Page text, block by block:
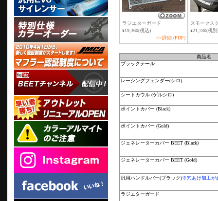
ラジエターガード
¥19,360(税込)
>>詳細 (PDF)
スモークス
¥21,780(税
商品名
ブラックテール
レーシングフェンダー(シロ)
シートカウル (ゲルシロ)
ポイントカバー (Black)
ポイントカバー (Gold)
ジェネレーターカバー BEET (Black)
ジェネレーターカバー BEET (Gold)
汎用ハンドルバー(ブラック)※穴あけ加工が
ラジエターガード